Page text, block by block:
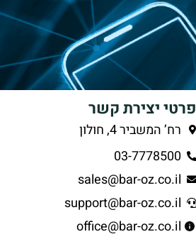
פרטי יצירת קשר
רח’ המשביר 4, חולון
03-7778500
sales@bar-oz.co.il
support@bar-oz.co.il
office@bar-oz.co.il